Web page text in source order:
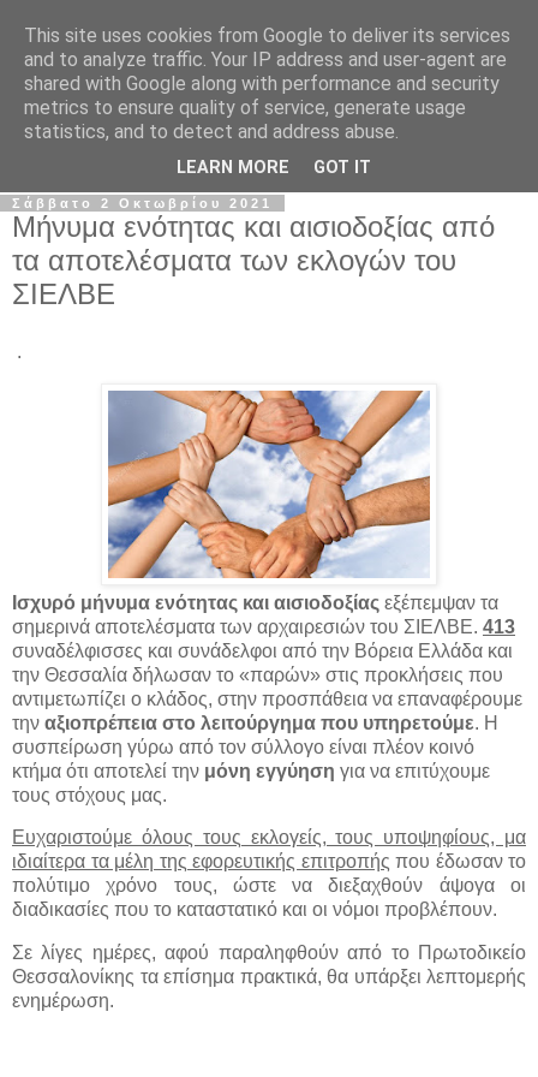
Σ.Ι.Ε.Λ.Β.Ε.
Ο επίσημος ιστότοπος του Συλλόγου Ιδιωτικών
Εκπαιδευτικών Λειτουργών Βόρειας Ελλάδας
Σάββατο 2 Οκτωβρίου 2021
Μήνυμα ενότητας και αισιοδοξίας από
τα αποτελέσματα των εκλογών του
ΣΙΕΛΒΕ
.
Ισχυρό μήνυμα ενότητας και αισιοδοξίας εξέπεμψαν τα
σημερινά αποτελέσματα των αρχαιρεσιών του ΣΙΕΛΒΕ. 413
συναδέλφισσες και συνάδελφοι από την Βόρεια Ελλάδα και
την Θεσσαλία δήλωσαν το «παρών» στις προκλήσεις που
αντιμετωπίζει ο κλάδος, στην προσπάθεια να επαναφέρουμε
την αξιοπρέπεια στο λειτούργημα που υπηρετούμε. Η
συσπείρωση γύρω από τον σύλλογο είναι πλέον κοινό
κτήμα ότι αποτελεί την μόνη εγγύηση για να επιτύχουμε
τους στόχους μας.
Ευχαριστούμε όλους τους εκλογείς, τους υποψηφίους, μα
ιδιαίτερα τα μέλη της εφορευτικής επιτροπής που έδωσαν το
πολύτιμο χρόνο τους, ώστε να διεξαχθούν άψογα οι
διαδικασίες που το καταστατικό και οι νόμοι προβλέπουν.
Σε λίγες ημέρες, αφού παραληφθούν από το Πρωτοδικείο
Θεσσαλονίκης τα επίσημα πρακτικά, θα υπάρξει λεπτομερής
ενημέρωση.
This site uses cookies from Google to deliver its services
and to analyze traffic. Your IP address and user-agent are
shared with Google along with performance and security
metrics to ensure quality of service, generate usage
statistics, and to detect and address abuse.
LEARN MORE GOT IT